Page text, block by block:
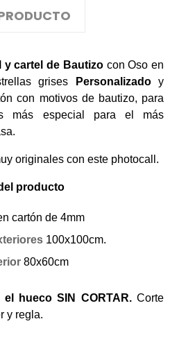
y cartel de Bautizo con Oso en
grises Personalizadoy
con motivos de bautizo, para
más especial para el más
originales con este photocall.
producto
cartón de 4mm
100x100cm.
80x60cm
hueco SIN CORTAR. Corte
y regla.